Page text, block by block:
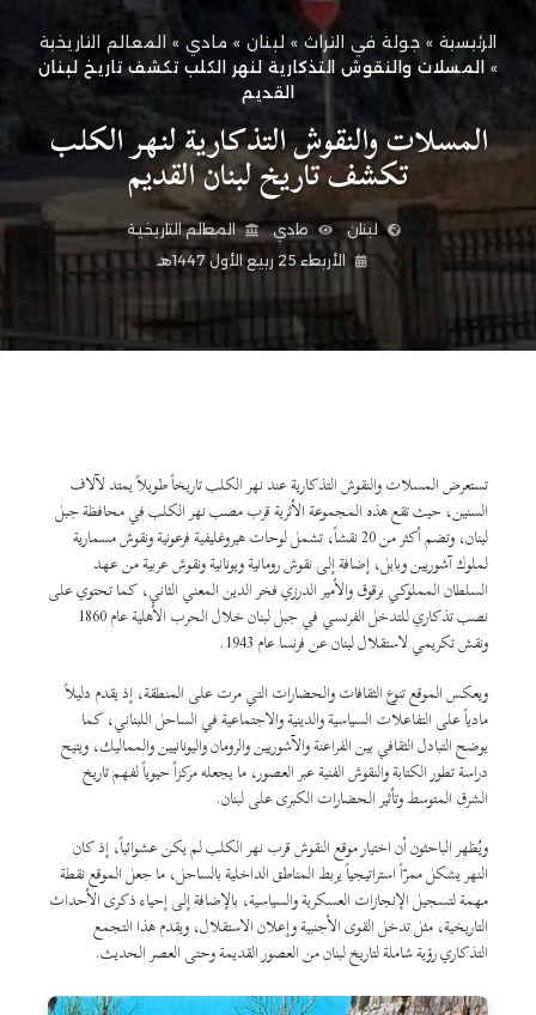
الرئيسية » جولة في التراث » لبنان » مادي » المعالم التاريخية
» المسلات والنقوش التذكارية لنهر الكلب تكشف تاريخ لبنان
القديم
المسلات والنقوش التذكارية لنهر الكلب
تكشف تاريخ لبنان القديم
لبنان مادي
المعالم التاريخية
الأربعاء 25 ربيع الأول 1447هـ
تستعرض المسلات والنقوش التذكارية عند نهر الكلب تاريخاً طويلاً يمتد لآلاف
السنين، حيث تقع هذه المجموعة الأثرية قرب مصب نهر الكلب في محافظة جبل
لبنان، وتضم أكثر من 20 نقشاً، تشمل لوحات هيروغليفية فرعونية ونقوش مسمارية
لملوك آشوريين وبابل، إضافة إلى نقوش رومانية ويونانية ونقوش عربية من عهد
السلطان المملوكي برقوق والأمير الدرزي فخر الدين المعني الثاني، كما تحتوي على
نصب تذكاري للتدخل الفرنسي في جبل لبنان خلال الحرب الأهلية عام 1860
ونقش تكريمي لاستقلال لبنان عن فرنسا عام 1943.
ويعكس الموقع تنوع الثقافات والحضارات التي مرت على المنطقة، إذ يقدم دليلاً
مادياً على التفاعلات السياسية والدينية والاجتماعية في الساحل اللبناني، كما
يوضح التبادل الثقافي بين الفراعنة والآشوريين والرومان واليونانيين والمماليك، ويتيح
دراسة تطور الكتابة والنقوش الفنية عبر العصور، ما يجعله مركزاً حيوياً لفهم تاريخ
الشرق المتوسط وتأثير الحضارات الكبرى على لبنان.
ويُظهر الباحثون أن اختيار موقع النقوش قرب نهر الكلب لم يكن عشوائياً، إذ كان
النهر يشكل ممرّاً استراتيجياً يربط المناطق الداخلية بالساحل، ما جعل الموقع نقطة
مهمة لتسجيل الإنجازات العسكرية والسياسية، بالإضافة إلى إحياء ذكرى الأحداث
التاريخية، مثل تدخل القوى الأجنبية وإعلان الاستقلال، ويقدم هذا التجمع
التذكاري رؤية شاملة لتاريخ لبنان من العصور القديمة وحتى العصر الحديث.